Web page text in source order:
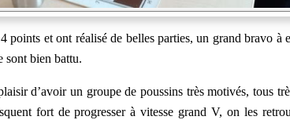
points et ont réalisé de belles parties, un grand bravo à
sont bien battu.
d’avoir un groupe de poussins très motivés, tous
fort de progresser à vitesse grand V, on les